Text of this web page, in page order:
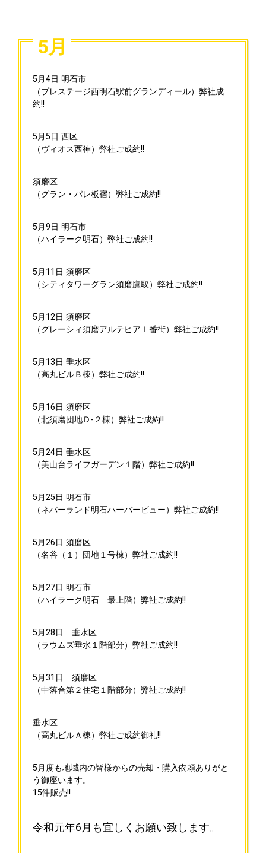
5月
5月4日 明石市
（プレステージ西明石駅前グランディール）弊社成
約!!
5月5日 西区
（ヴィオス西神）弊社ご成約!!
須磨区
（グラン・パレ板宿）弊社ご成約!!
5月9日 明石市
（ハイラーク明石）弊社ご成約!!
5月11日 須磨区
（シティタワーグラン須磨鷹取）弊社ご成約!!
5月12日 須磨区
（グレーシィ須磨アルテピアＩ番街）弊社ご成約!!
5月13日 垂水区
（高丸ビルＢ棟）弊社ご成約!!
5月16日 須磨区
（北須磨団地Ｄ-２棟）弊社ご成約!!
5月24日 垂水区
（美山台ライフガーデン１階）弊社ご成約!!
5月25日 明石市
（ネバーランド明石ハーバービュー）弊社ご成約!!
5月26日 須磨区
（名谷（１）団地１号棟）弊社ご成約!!
5月27日 明石市
（ハイラーク明石 最上階）弊社ご成約!!
5月28日 垂水区
（ラウムズ垂水１階部分）弊社ご成約!!
5月31日 須磨区
（中落合第２住宅１階部分）弊社ご成約!!
垂水区
（高丸ビルＡ棟）弊社ご成約御礼!!
5月度も地域内の皆様からの売却・購入依頼ありがと
う御座います。
15件販売!!
令和元年6月も宜しくお願い致します。